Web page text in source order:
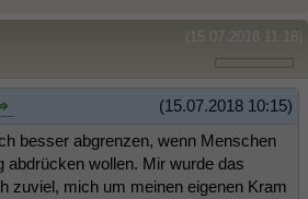
(15.07.2018 11:18)
(15.07.2018 10:15)
besser abgrenzen, wenn Menschen
abdrücken wollen. Mir wurde das
zuviel, mich um meinen eigenen Kram